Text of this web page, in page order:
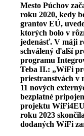
Mesto Púchov
roku 2020, kedy
grantov EÚ,
ktorých bolo v
jedenásť. V máji
schválený ďalší
programu
Teba II.: „WiFi
priestranstvách v
11 nových
bezplatné
projektu
roku 2023
dodaných WiFi